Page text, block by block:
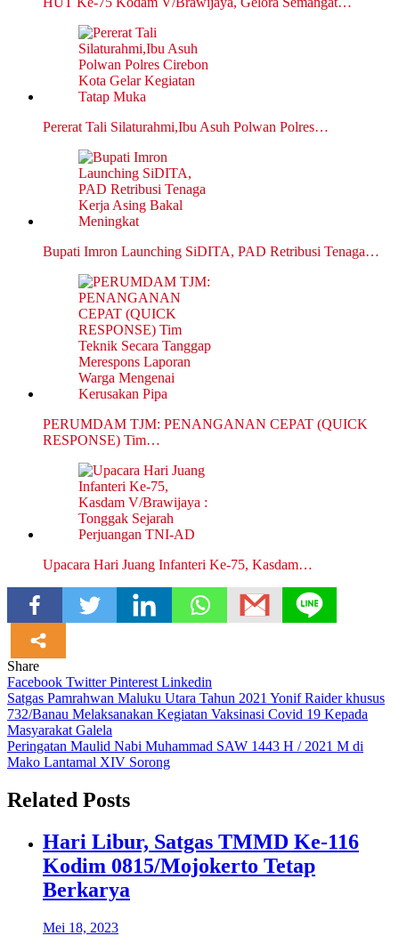
Pererat Tali Silaturahmi,Ibu Asuh Polwan Polres…
Bupati Imron Launching SiDITA, PAD Retribusi Tenaga…
PERUMDAM TJM: PENANGANAN CEPAT (QUICK
RESPONSE) Tim…
Upacara Hari Juang Infanteri Ke-75, Kasdam…
Share
Facebook TwitterPinterest Linkedin
Navigasi
pos
Satgas Pamrahwan Maluku Utara Tahun 2021 Yonif Raider khusus
732/Banau Melaksanakan Kegiatan Vaksinasi Covid 19 Kepada
Masyarakat Galela
Peringatan Maulid Nabi Muhammad SAW 1443 H / 2021 M di
Mako Lantamal XIV Sorong
Related Posts
Hari Libur, Satgas TMMD Ke-116
Kodim 0815/Mojokerto Tetap
Berkarya
Mei 18, 2023